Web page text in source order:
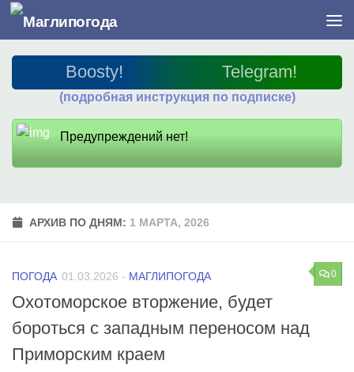
Перейти к содержимому
Boosty! Telegram!
(подробная инструкция по подписке)
Предупреждений нет!
АРХИВ ПО ДНЯМ: 1 МАРТА, 2026
0
ПОГОДА 01.03.2026 - МАГЛИПОГОДА
Охотоморское вторжение, будет
бороться с западным переносом над
Приморским краем